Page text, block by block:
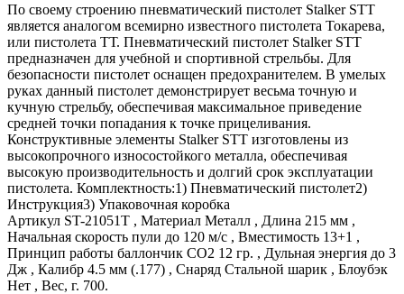
По своему строению пневматический пистолет Stalker STT
является аналогом всемирно известного пистолета Токарева,
или пистолета ТТ. Пневматический пистолет Stalker STT
предназначен для учебной и спортивной стрельбы. Для
безопасности пистолет оснащен предохранителем. В умелых
руках данный пистолет демонстрирует весьма точную и
кучную стрельбу, обеспечивая максимальное приведение
средней точки попадания к точке прицеливания.
Конструктивные элементы Stalker STT изготовлены из
высокопрочного износостойкого металла, обеспечивая
высокую производительность и долгий срок эксплуатации
пистолета. Комплектность:1) Пневматический пистолет2)
Инструкция3) Упаковочная коробка
Артикул ST-21051T , Материал Металл , Длина 215 мм ,
Начальная скорость пули до 120 м/с , Вместимость 13+1 ,
Принцип работы баллончик СО2 12 гр. , Дульная энергия до 3
Дж , Калибр 4.5 мм (.177) , Снаряд Стальной шарик , Блоубэк
Нет , Вес, г. 700.